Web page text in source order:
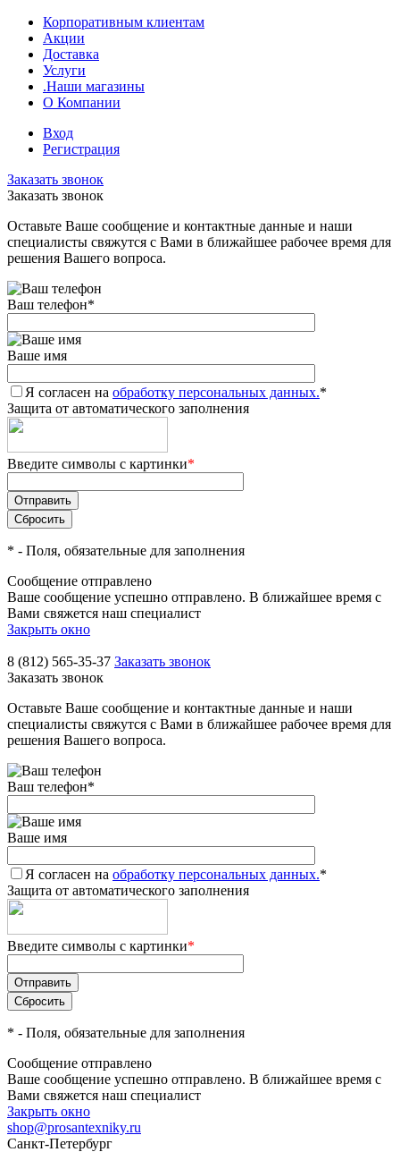
Корпоративным клиентам
Акции
Доставка
Услуги
.Наши магазины
О Компании
Вход
Регистрация
Заказать звонок
Заказать звонок
Оставьте Ваше сообщение и контактные данные и наши
специалисты свяжутся с Вами в ближайшее рабочее время для
решения Вашего вопроса.
Ваш телефон*
Ваше имя
Я согласен на обработку персональных данных.*
Защита от автоматического заполнения
Введите символы с картинки*
* - Поля, обязательные для заполнения
Сообщение отправлено
Ваше сообщение успешно отправлено. В ближайшее время с
Вами свяжется наш специалист
Закрыть окно
8 (812) 565-35-37 Заказать звонок
Заказать звонок
Оставьте Ваше сообщение и контактные данные и наши
специалисты свяжутся с Вами в ближайшее рабочее время для
решения Вашего вопроса.
Ваш телефон*
Ваше имя
Я согласен на обработку персональных данных.*
Защита от автоматического заполнения
Введите символы с картинки*
* - Поля, обязательные для заполнения
Сообщение отправлено
Ваше сообщение успешно отправлено. В ближайшее время с
Вами свяжется наш специалист
Закрыть окно
shop@prosantexniky.ru
Санкт-Петербург